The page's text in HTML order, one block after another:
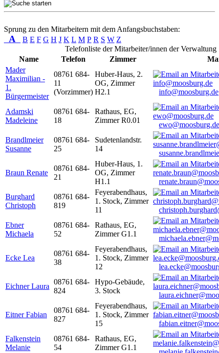
Sprung zu den Mitarbeitern mit dem Anfangsbuchstaben:
A B E F G H J K L M P R S W Z
Telefonliste der Mitarbeiter/innen der Verwaltung
Name
Telefon Zimmer
Mader
Maximilian -
1.
Bürgermeister
08761 684-
11
(Vorzimmer)
Huber-Haus, 2.
OG, Zimmer
H2.1
info@moosburg.de
Adamski
Madeleine
08761 684-
18
Rathaus, EG,
Zimmer R0.01
ewo@moosburg.de
Brandlmeier
Susanne
08761 684-
25
Sudetenlandstr.
14
Braun Renate
08761 684-
21
Huber-Haus, 1.
OG, Zimmer
H1.1
Burghard
Christoph
08761 684-
819
Feyerabendhaus,
1. Stock, Zimmer
11
Ebner
Michaela
08761 684-
52
Rathaus, EG,
Zimmer G1.1
Ecke Lea
08761 684-
38
Feyerabendhaus,
1. Stock, Zimmer
12
Eichner Laura
08761 684-
824
Hypo-Gebäude,
3. Stock
Eitner Fabian
08761 684-
827
Feyerabendhaus,
1. Stock, Zimmer
15
Falkenstein
Melanie
08761 684-
54
Rathaus, EG,
Zimmer G1.1